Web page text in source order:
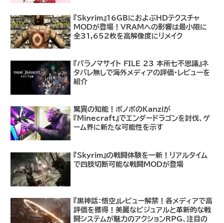
『Skyrim』16GBにおよぶHDテクスチャ
MODが登場！VRAMへの影響は最小限に
全31,652枚を高解像度にリメイク
『パラノマサイト FILE 23 本所七不思議』ネ
タバレ無しで海外メディアの評価・レビューを
紹介
驚異の知能！ボノボのKanziが
『Minecraft』でエンダードラゴンを討伐、ゲ
ーム界に新たな可能性を示す
『Skyrim』の戦闘体験を一新！リアルタイム
で四肢切断可能な戦闘MODが登場
『黒神話：悟空』レビュー解禁！各メディアで高
評価を獲得！美麗なビジュアルと革新的な戦
闘システムが魅力のアクションRPG、注目の